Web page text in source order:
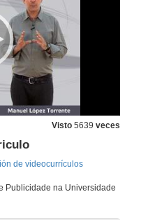
Visto 5639 veces
de videocurrículos
Publicidade na Universidade